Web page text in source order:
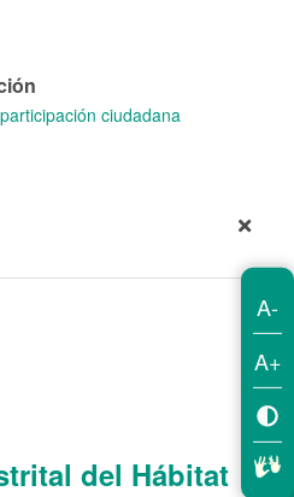
ciudadana
del Hábitat
A-
A+